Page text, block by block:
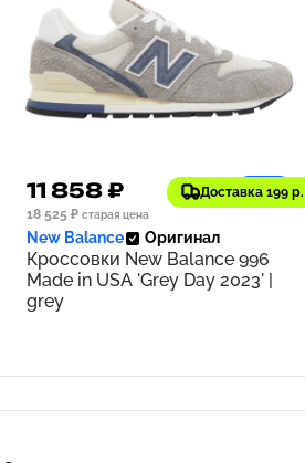
Доставка 199 р.
11 858 ₽
1186
18 525 ₽ старая цена
New Balance Оригинал
Кроссовки New Balance 996
Made in USA 'Grey Day 2023' |
grey